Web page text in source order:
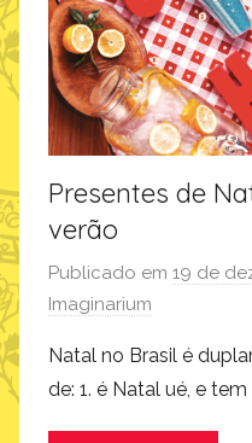
Presentes de
verão
Publicado em 19 de
Imaginarium
Natal no Brasil é
de: 1. é Natal ué, e tem